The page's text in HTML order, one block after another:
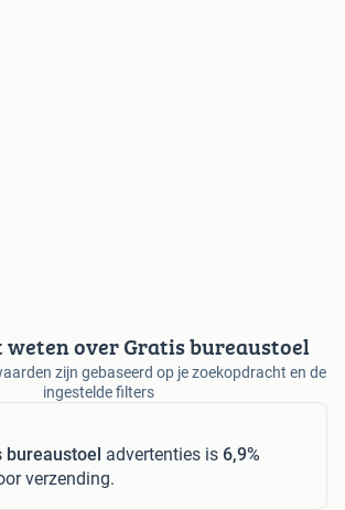
weten over Gratis bureaustoel
zijn gebaseerd op je zoekopdracht en de
ingestelde filters
bureaustoel advertenties is 6,9%
verzending.